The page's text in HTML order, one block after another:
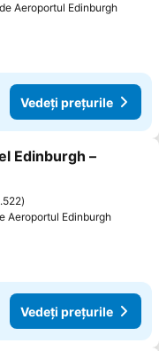
Aeroportul Edinburgh
Vedeți prețurile
la favorite
Edinburgh –
Aeroportul Edinburgh
Vedeți prețurile